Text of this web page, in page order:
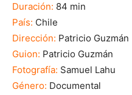
Duración: 84 min
País: Chile
Dirección: Patricio Guzmán
Guion: Patricio Guzmán
Fotografía: Samuel Lahu
Género: Documental